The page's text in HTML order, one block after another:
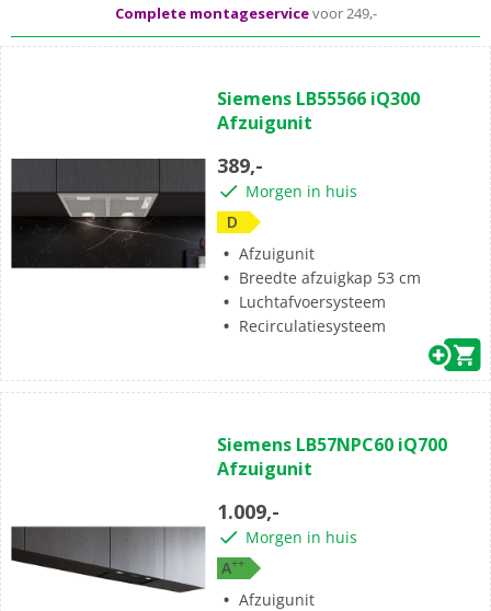
Siemens LB55566 iQ300
Afzuigunit
389,-
Morgen in huis
D
Afzuigunit
Breedte afzuigkap 53 cm
Luchtafvoersysteem
Recirculatiesysteem
Siemens LB57NPC60 iQ700
Afzuigunit
1.009,-
Morgen in huis
A++
Afzuigunit